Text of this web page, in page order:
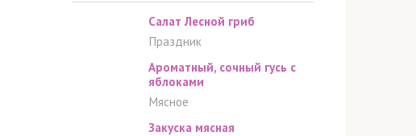
Салат Лесной гриб
Праздник
Ароматный, сочный гусь с
яблоками
Мясное
Закуска мясная